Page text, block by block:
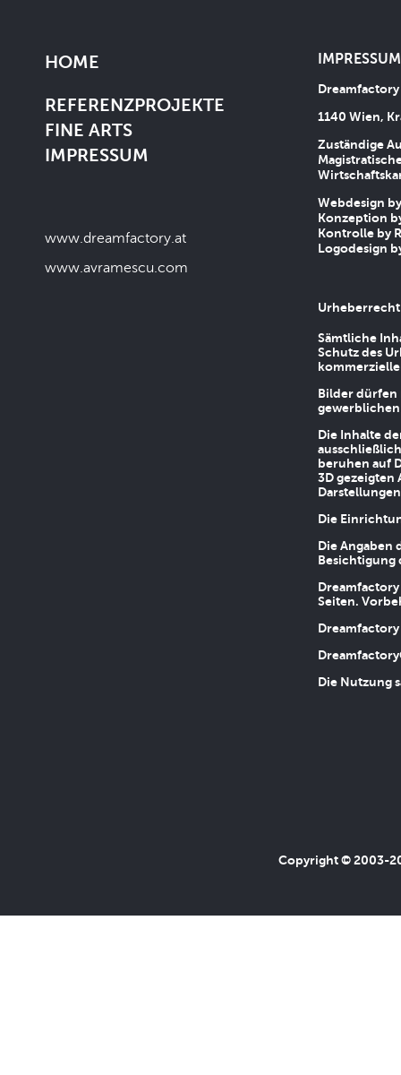
HOME
REFERENZPROJEKTE
FINE ARTS
IMPRESSUM
www.dreamfactory.at
www.avramescu.com
1140 Wien,
Zuständige
Webdesign
Konzeption
Kontrolle by
Logodesign
Urheberrecht
Sämtliche
Schutz des
Bilder dürfen
Die Inhalte
beruhen auf
3D gezeigten
Die
Die
Besichtigung
Seiten.
Die Nutzung
Copyright © 2003-